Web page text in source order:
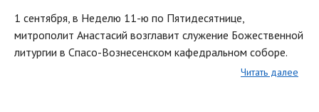
1 сентября, в Неделю 11-ю по Пятидесятнице,
митрополит Анастасий возглавит служение Божественной
литургии в Спасо-Вознесенском кафедральном соборе.
Читать далее